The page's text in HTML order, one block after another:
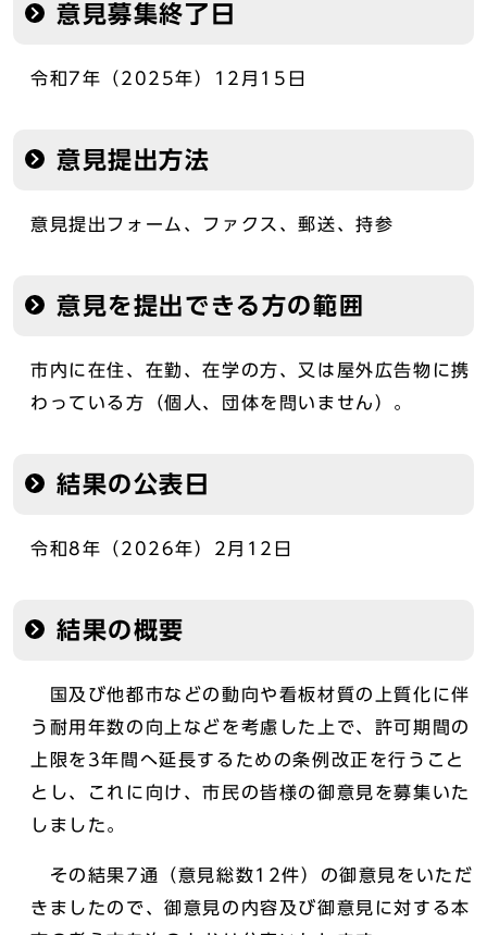
意見募集終了日
令和7年（2025年）12月15日
意見提出方法
意見提出フォーム、ファクス、郵送、持参
意見を提出できる方の範囲
市内に在住、在勤、在学の方、又は屋外広告物に携
わっている方（個人、団体を問いません）。
結果の公表日
令和8年（2026年）2月12日
結果の概要
国及び他都市などの動向や看板材質の上質化に伴
う耐用年数の向上などを考慮した上で、許可期間の
上限を3年間へ延長するための条例改正を行うこと
とし、これに向け、市民の皆様の御意見を募集いた
しました。
その結果7通（意見総数12件）の御意見をいただ
きましたので、御意見の内容及び御意見に対する本